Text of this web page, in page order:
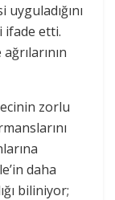
ifade etti.
zorlu
daha
biliniyor;